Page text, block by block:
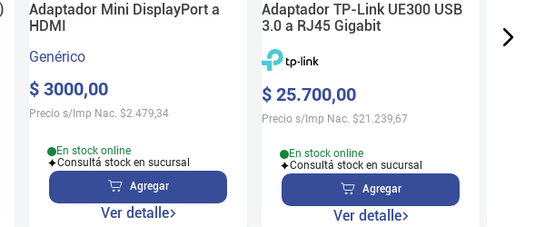
Adaptador Mini DisplayPort a
HDMI
Genérico
$ 3000,00
Precio s/Imp Nac. $2.479,34
En stock online
Consultá stock en sucursal
Agregar
Ver detalle
Adaptador TP-Link UE300 USB
3.0 a RJ45 Gigabit
$ 25.700,00
Precio s/Imp Nac. $21.239,67
En stock online
Consultá stock en sucursal
Agregar
Ver detalle